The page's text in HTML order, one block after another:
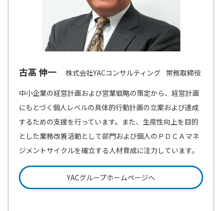
古髙 伸一 株式会社YACコンサルティング 常務取締役
中小企業の経営計画および営業戦略の策定から、経営計画
にもとづく個人レベルの具体的行動計画の立案および達成
するための支援を行っています。また、生産性向上を目的
とした業務改善活動として部門および個人のＰＤＣＡマネ
ジメントサイクルを確立する人材育成に注力しています。
YACグループホームページへ